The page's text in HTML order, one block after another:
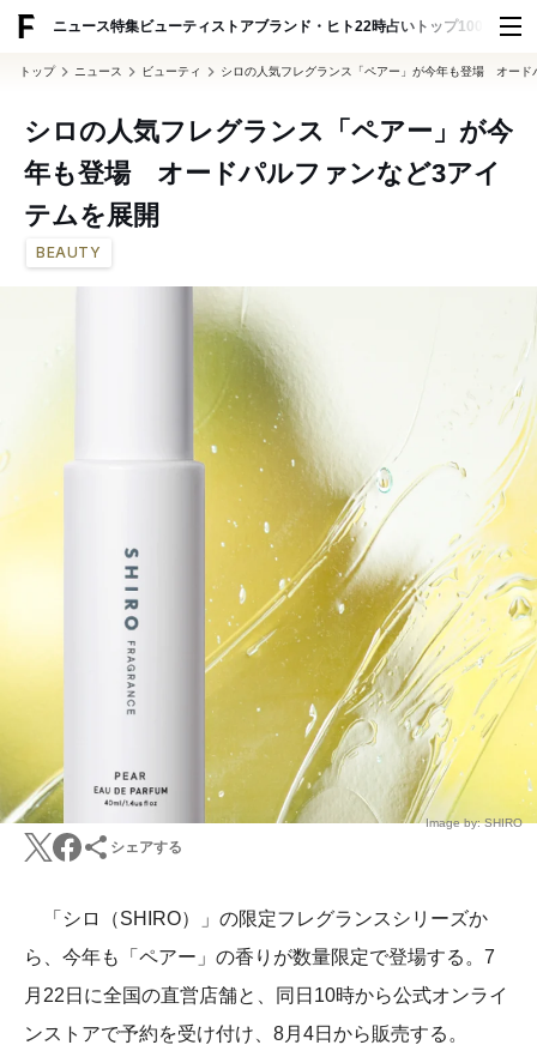
ニュース特集ビューティ ストアブランド・ヒト22時占い トップ100 スナッ
トップ ニュース ビューティ シロの人気フレグランス「ペアー」が今年も登場 オード
シロの人気フレグランス「ペアー」が今
年も登場 オードパルファンなど3アイ
テムを展開
BEAUTY
Image by: SHIRO
シェアする
「シロ（SHIRO）」の限定フレグランスシリーズか
ら、今年も「ペアー」の香りが数量限定で登場する。7
月22日に全国の直営店舗と、同日10時から公式オンライ
ンストアで予約を受け付け、8月4日から販売する。